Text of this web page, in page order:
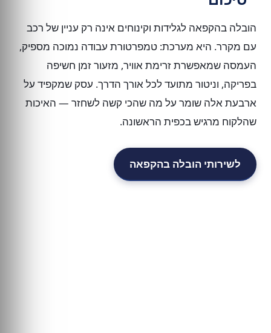
הובלה בהקפאה לגלידות וקינוחים אינה רק עניין של רכב
עם מקרר. היא מערכת: טמפרטורת עבודה נמוכה מספיק,
העמסה שמאפשרת זרימת אוויר, מזעור זמן חשיפה
בפריקה, וניטור מתועד לכל אורך הדרך. עסק שמקפיד על
ארבעת אלה שומר על מה שהכי קשה לשחזר — האיכות
שהלקוח מרגיש בכפית הראשונה.
לשירותי הובלה בהקפאה